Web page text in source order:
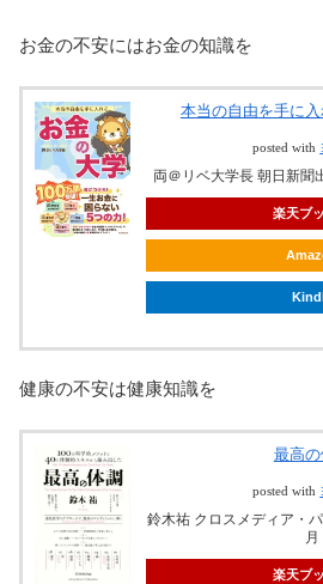
お金の不安にはお金の知識を
本当の自由を手に
posted with
両＠リベ大学長 朝日新聞
楽天ブ
健康の不安は健康知識を
最高
posted with
鈴木祐 クロスメディア・
月
楽天ブ